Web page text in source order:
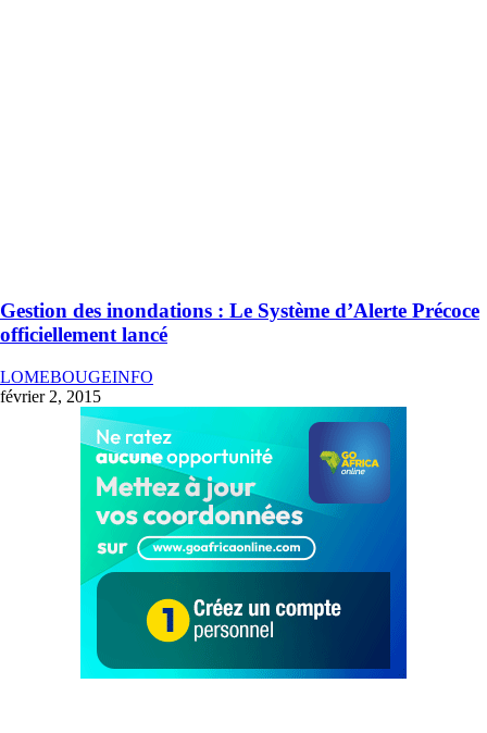
Gestion des inondations : Le Système d’Alerte Précoce
officiellement lancé
LOMEBOUGEINFO
février 2, 2015